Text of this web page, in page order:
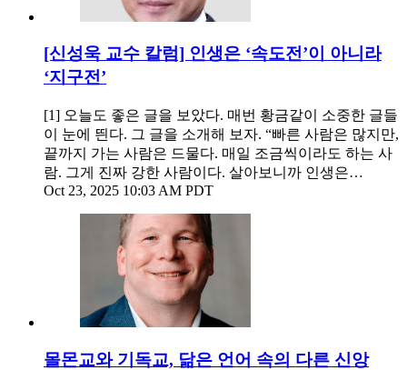
[신성욱 교수 칼럼] 인생은 ‘속도전’이 아니라
‘지구전’
[1] 오늘도 좋은 글을 보았다. 매번 황금같이 소중한 글들
이 눈에 띈다. 그 글을 소개해 보자. “빠른 사람은 많지만,
끝까지 가는 사람은 드물다. 매일 조금씩이라도 하는 사
람. 그게 진짜 강한 사람이다. 살아보니까 인생은…
Oct 23, 2025 10:03 AM PDT
몰몬교와 기독교, 닮은 언어 속의 다른 신앙